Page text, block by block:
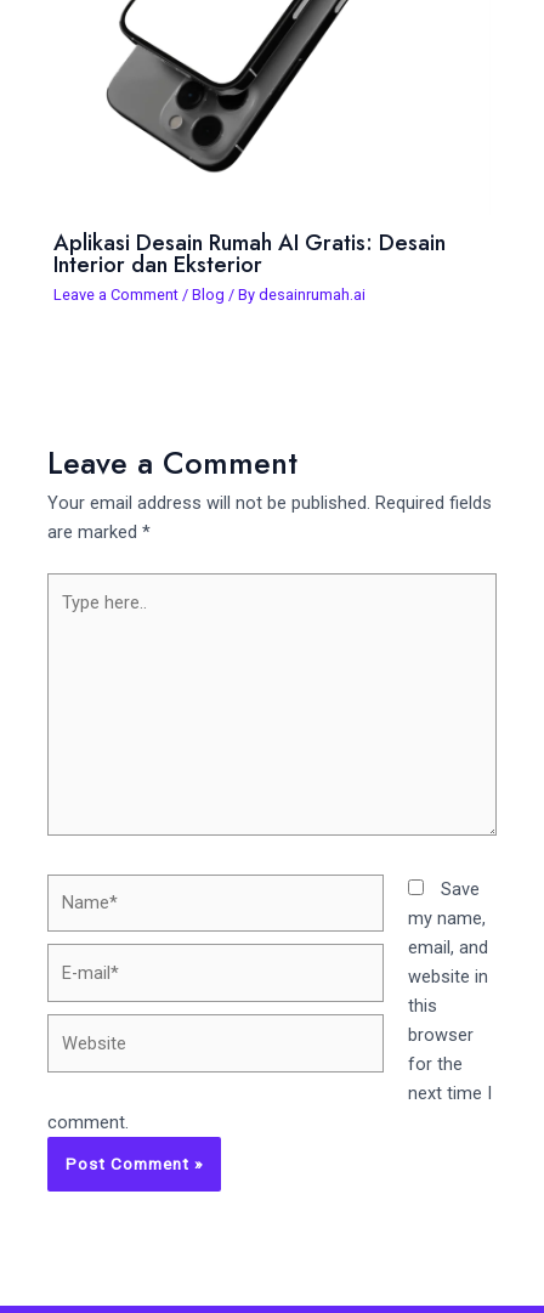
Aplikasi Desain Rumah AI Gratis: Desain
Interior dan Eksterior
Leave a Comment /Blog / Bydesainrumah.ai
Leave a Comment
Your email address will not be published. Required fields
are marked*
here..
Save
my name,
email, and
website in
this
browser
for the
next time I
comment.